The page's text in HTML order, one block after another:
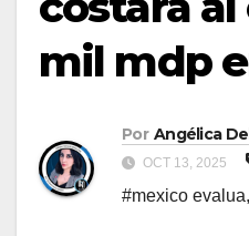
mil mdp
Por Angélica
OCT 13, 2025
#mexico evalua,